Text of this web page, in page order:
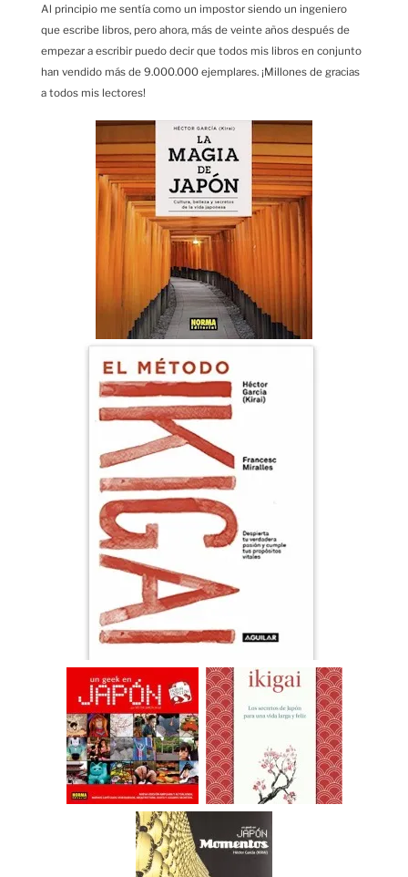
Al principio me sentía como un impostor siendo un ingeniero
que escribe libros, pero ahora, más de veinte años después de
empezar a escribir puedo decir que todos mis libros en conjunto
han vendido más de 9.000.000 ejemplares. ¡Millones de gracias
a todos mis lectores!